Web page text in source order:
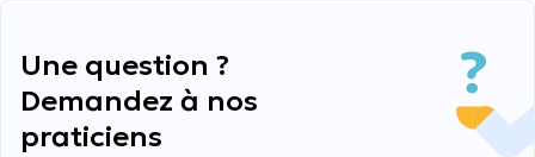
Une question ?
Demandez à nos
praticiens